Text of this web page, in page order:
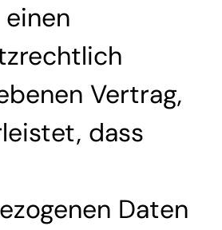
Vertrag,
dass
Daten